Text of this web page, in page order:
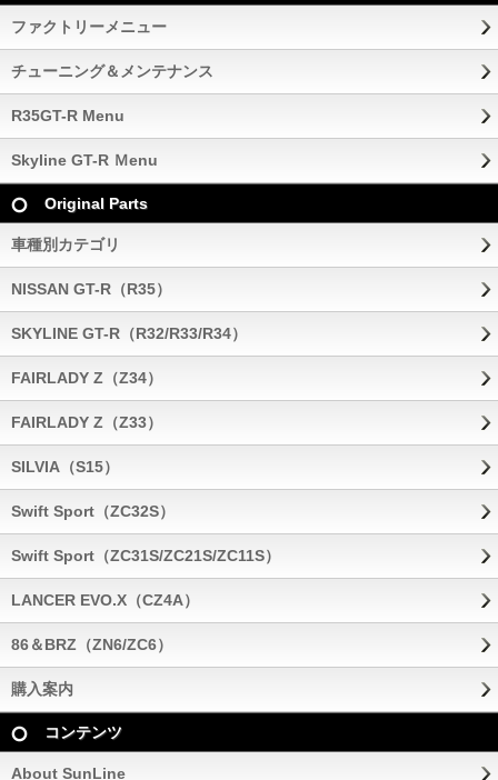
ファクトリーメニュー
チューニング＆メンテナンス
R35GT-R Menu
Skyline GT-R Ｍenu
Original Parts
車種別カテゴリ
NISSAN GT-R（R35）
SKYLINE GT-R（R32/R33/R34）
FAIRLADY Z（Z34）
FAIRLADY Z（Z33）
SILVIA（S15）
Swift Sport（ZC32S）
Swift Sport（ZC31S/ZC21S/ZC11S）
LANCER EVO.X（CZ4A）
86＆BRZ（ZN6/ZC6）
購入案内
コンテンツ
About SunLine